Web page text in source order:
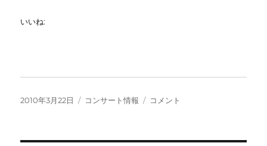
いいね:
投
2010年3月22日
カ
コンサート情報
第
コメント